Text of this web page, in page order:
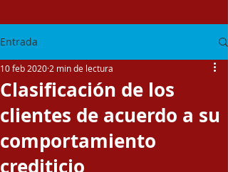
Entrada
Clasificación de los
clientes de acuerdo a su
comportamiento
crediticio
10 feb 2020 2 min de lectura